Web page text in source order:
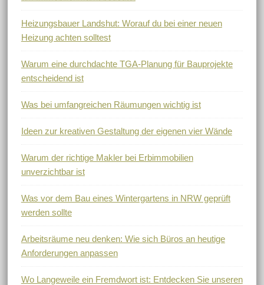
Heizungsbauer Landshut: Worauf du bei einer neuen
Heizung achten solltest
Warum eine durchdachte TGA-Planung für Bauprojekte
entscheidend ist
Was bei umfangreichen Räumungen wichtig ist
Ideen zur kreativen Gestaltung der eigenen vier Wände
Warum der richtige Makler bei Erbimmobilien
unverzichtbar ist
Was vor dem Bau eines Wintergartens in NRW geprüft
werden sollte
Arbeitsräume neu denken: Wie sich Büros an heutige
Anforderungen anpassen
Wo Langeweile ein Fremdwort ist: Entdecken Sie unseren